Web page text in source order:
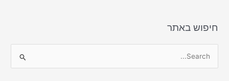
חיפוש באתר